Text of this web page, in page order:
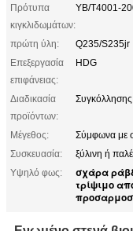
Πρότυπα
κιγκλιδωμάτων:
YB/T4001-
πρώτη ύλη:
Q235/S235jr
Επεξεργασία
επιφάνειας:
HDG
Διαδικασία
προϊόντων:
Συγκόλλησης
Μέγεθος:
Σύμφωνα με
Συσκευασία:
ξύλινη ή
Υψηλό φως:
σχάρα
τρίψιμο